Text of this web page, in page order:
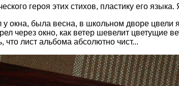
героя этих стихов, пластику его языка.
окна, была весна, в школьном дворе цвели
через окно, как ветер шевелит цветущие
что лист альбома абсолютно чист...